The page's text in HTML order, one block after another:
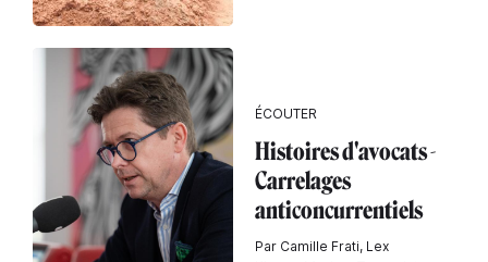
ÉCOUTER
Histoires d'avocats -
Carrelages
anticoncurrentiels
Par Camille Frati, Lex